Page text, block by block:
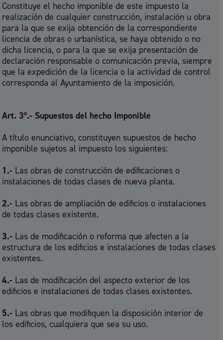
Constituye el hecho imponible de este impuesto la
realización de cualquier construcción, instalación u obra
para la que se exija obtención de la correspondiente
licencia de obras o urbanística, se haya obtenido o no
dicha licencia, o para la que se exija presentación de
declaración responsable o comunicación previa, siempre
que la expedición de la licencia o la actividad de control
corresponda al Ayuntamiento de la imposición.
Art. 3º.- Supuestos del hecho Imponible
A título enunciativo, constituyen supuestos de hecho
imponible sujetos al impuesto los siguientes:
1.- Las obras de construcción de edificaciones o
instalaciones de todas clases de nueva planta.
2.- Las obras de ampliación de edificios o instalaciones
de todas clases existente.
3.- Las de modificación o reforma que afecten a la
estructura de los edificios e instalaciones de todas clases
existentes.
4.- Las de modificación del aspecto exterior de los
edificios e instalaciones de todas clases existentes.
5.- Las obras que modifiquen la disposición interior de
los edificios, cualquiera que sea su uso.